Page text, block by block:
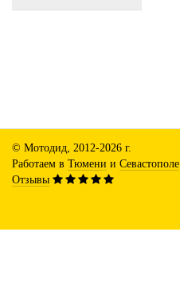
© Мотодид, 2012-2026 г.
Работаем в Тюмени и Севастополе
Отзывы